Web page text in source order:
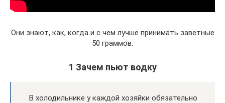
Они знают, как, когда и с чем лучше принимать заветные
50 граммов.
1 Зачем пьют водку
В холодильнике у каждой хозяйки обязательно